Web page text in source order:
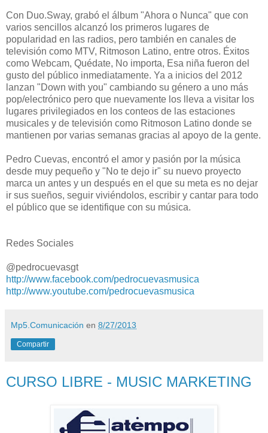
Con Duo.Sway, grabó el álbum "Ahora o Nunca" que con
varios sencillos alcanzó los primeros lugares de
popularidad en las radios, pero también en canales de
televisión como MTV, Ritmoson Latino, entre otros. Éxitos
como Webcam, Quédate, No importa, Esa niña fueron del
gusto del público inmediatamente. Ya a inicios del 2012
lanzan "Down with you" cambiando su género a uno más
pop/electrónico pero que nuevamente los lleva a visitar los
lugares privilegiados en los conteos de las estaciones
musicales y de televisión como Ritmoson Latino donde se
mantienen por varias semanas gracias al apoyo de la gente.
Pedro Cuevas, encontró el amor y pasión por la música
desde muy pequeño y "No te dejo ir" su nuevo proyecto
marca un antes y un después en el que su meta es no dejar
ir sus sueños, seguir viviéndolos, escribir y cantar para todo
el público que se identifique con su música.
Redes Sociales
@pedrocuevasgt
http://www.facebook.com/pedrocuevasmusica
http://www.youtube.com/pedrocuevasmusica
Mp5.Comunicación en 8/27/2013
Compartir
CURSO LIBRE - MUSIC MARKETING